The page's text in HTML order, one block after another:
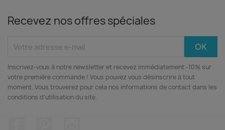
Recevez nos offres spéciales
Inscrivez‑vous à notre newsletter et recevez immédiatement -10% sur
votre première commande ! Vous pouvez vous désinscrire à tout
moment. Vous trouverez pour cela nos informations de contact dans les
conditions d'utilisation du site.